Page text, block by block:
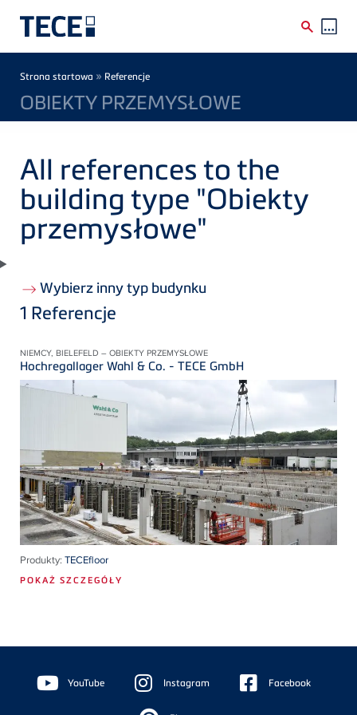
Breadcrumb
Strona startowa » Referencje
OBIEKTY PRZEMYSŁOWE
All references to the
building type "Obiekty
przemysłowe"
Wybierz inny typ budynku
1 Referencje
NIEMCY, BIELEFELD – OBIEKTY PRZEMYSŁOWE
Hochregallager Wahl & Co. - TECE GmbH
Produkty: TECEfloor
POKAŻ SZCZEGÓŁY
Floating
Sidebar YouTube Instagram Facebook